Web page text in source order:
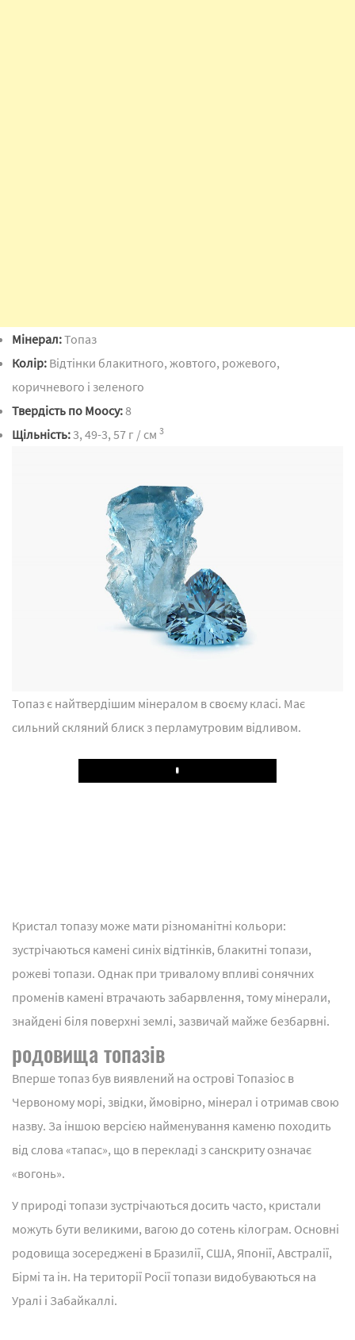
Мінерал:Топаз
Колір: Відтінки блакитного, жовтого, рожевого,
коричневого і зеленого
Твердість по Моосу:8
Щільність:3, 49-3, 57 г / см 3
Топаз є найтвердішим мінералом в своєму класі. Має
сильний скляний блиск з перламутровим відливом.
Play
Кристал топазу може мати різноманітні кольори:
зустрічаються камені синіх відтінків, блакитні топази,
рожеві топази. Однак при тривалому впливі сонячних
променів камені втрачають забарвлення, тому мінерали,
знайдені біля поверхні землі, зазвичай майже безбарвні.
родовища топазів
Вперше топаз був виявлений на острові Топазіос в
Червоному морі, звідки, ймовірно, мінерал і отримав свою
назву. За іншою версією найменування каменю походить
від слова «тапас», що в перекладі з санскриту означає
«вогонь».
У природі топази зустрічаються досить часто, кристали
можуть бути великими, вагою до сотень кілограм. Основні
родовища зосереджені в Бразилії, США, Японії, Австралії,
Бірмі та ін. На території Росії топази видобуваються на
Уралі і Забайкаллі.